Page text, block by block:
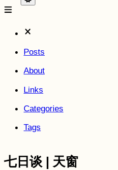
Posts
About
Links
Categories
Tags
七日谈 | 天窗